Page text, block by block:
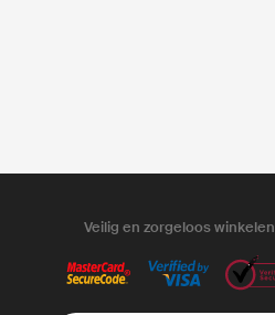
Veilig en zorgeloos winkelen